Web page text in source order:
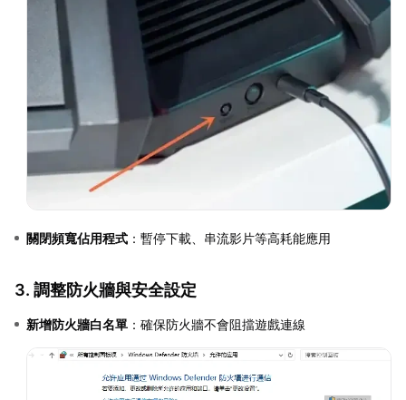
關閉頻寬佔用程式 ：暫停下載、串流影片等高耗能應用
3. 調整防火牆與安全設定
新增防火牆白名單 ：確保防火牆不會阻擋遊戲連線